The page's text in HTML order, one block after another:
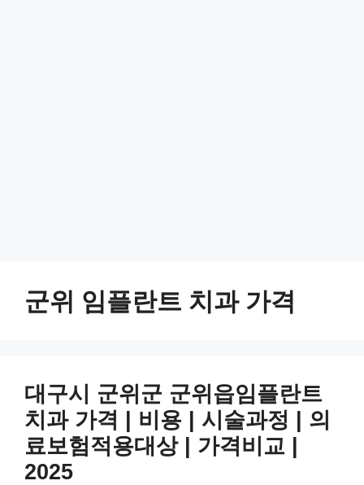
군위 임플란트 치과 가격
대구시 군위군 군위읍임플란트
치과 가격 | 비용 | 시술과정 | 의
료보험적용대상 | 가격비교 |
2025